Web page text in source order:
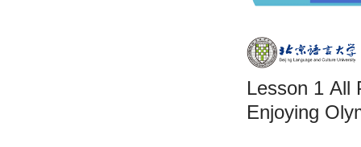
Lesson 1 All People’s Fitness by
Enjoying